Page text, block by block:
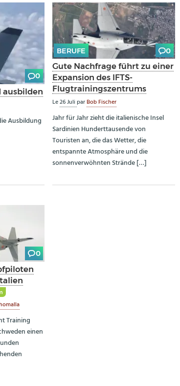
0
ausbilden
Ausbildung
BERUFE 0
Gute Nachfrage führt zu einer
Expansion des IFTS-
Flugtrainingszentrums
Le26 JuliparBob Fischer
Jahr für Jahr zieht die italienische Insel
Sardinien Hunderttausende von
Touristen an, die das Wetter, die
entspannte Atmosphäre und die
sonnenverwöhnten Strände […]
0
Training
einen